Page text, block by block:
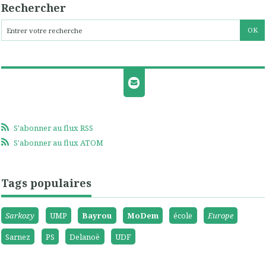
Rechercher
S'abonner au flux RSS
S'abonner au flux ATOM
Tags populaires
Sarkozy UMP Bayrou MoDem école
Europe
Sarnez
PS Delanoë UDF